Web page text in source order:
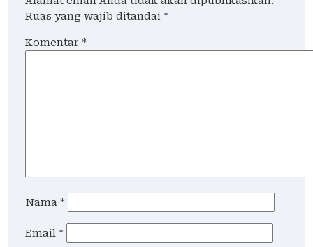
Ruas yang wajib ditandai *
Komentar *
Nama *
Email *